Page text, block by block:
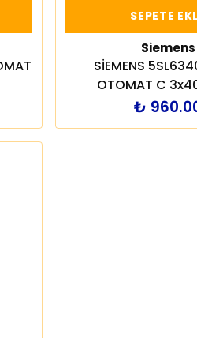
SEPETE
Siemens
SİEMENS
OTOMAT C
₺